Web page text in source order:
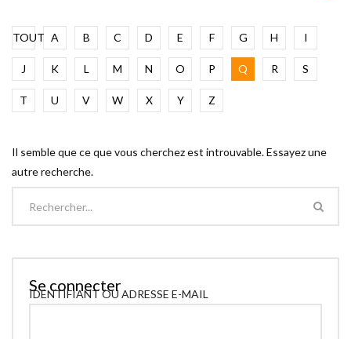
TOUT A B C D E F G H I
J K L M N O P Q R S
T U V W X Y Z
Il semble que ce que vous cherchez est introuvable. Essayez une
autre recherche.
Se connecter
IDENTIFIANT OU ADRESSE E-MAIL